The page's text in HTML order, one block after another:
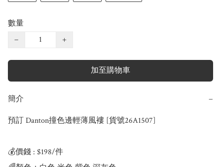
數量
−
+
加至購物車
簡介 −
預訂 Danton撞色邊輕薄風褸 [貨號26A1507]
💰價錢 : $198/件